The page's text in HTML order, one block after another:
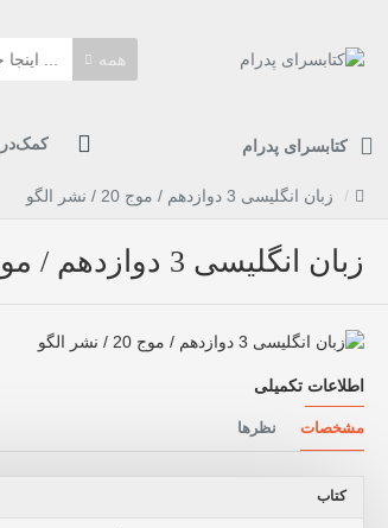
همه
کتابسرای پدرام
زبان انگلیسی 3 دوازدهم / موج 20 / نشر الگو
زبان انگلیسی 3 دوازدهم / موج 20 / نشر الگو
اطلاعات تکمیلی
مشخصات نظرها
کتاب